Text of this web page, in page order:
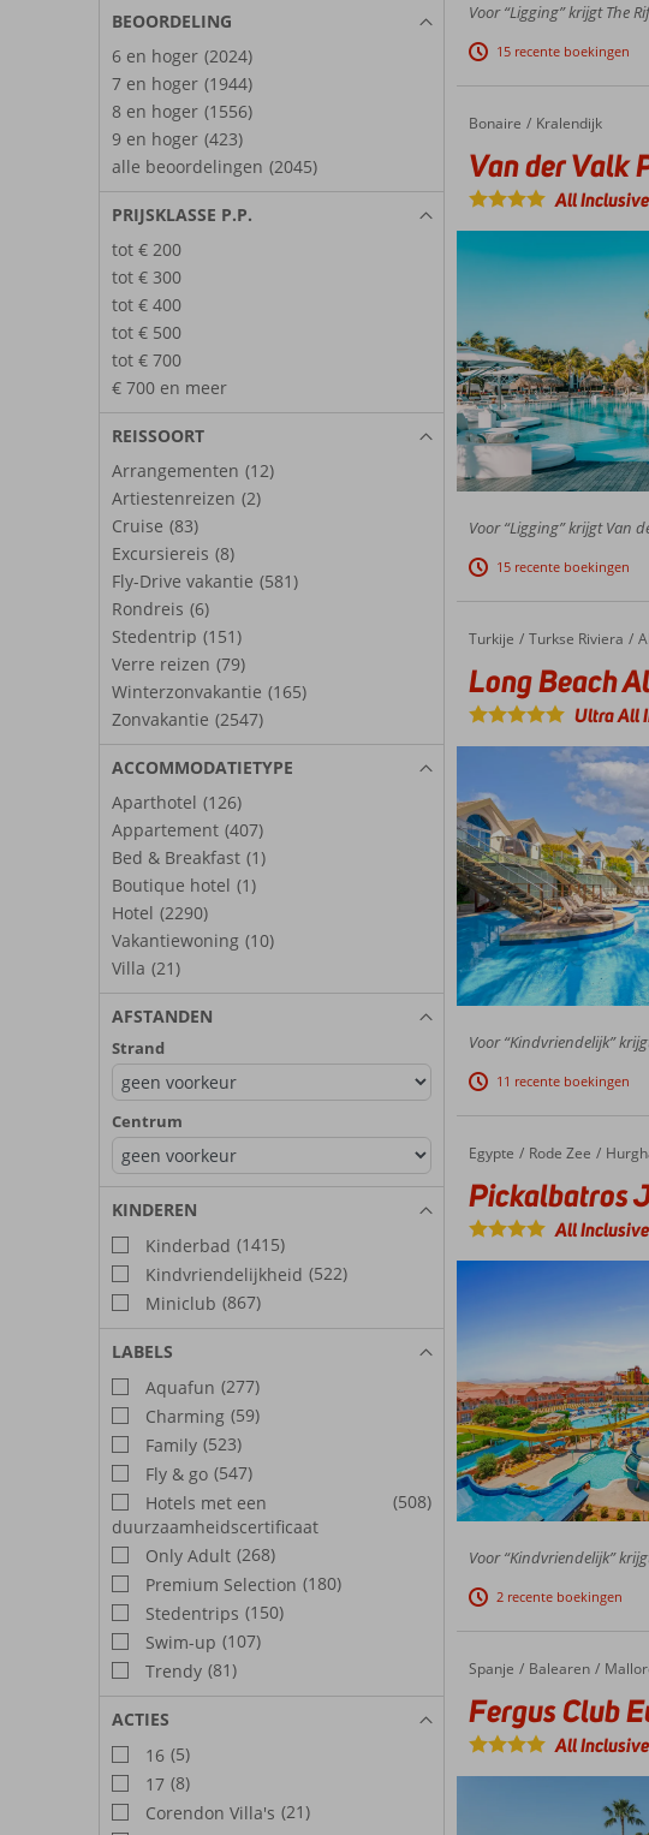
BEOORDELING
6 en hoger (2024)
7 en hoger (1944)
8 en hoger (1556)
9 en hoger (423)
alle beoordelingen (2045)
PRIJSKLASSE P.P.
tot € 200
tot € 300
tot € 400
tot € 500
tot € 700
€ 700 en meer
REISSOORT
Arrangementen (12)
Artiestenreizen (2)
Cruise (83)
Excursiereis (8)
Fly-Drive vakantie (581)
Rondreis (6)
Stedentrip (151)
Verre reizen (79)
Winterzonvakantie (165)
Zonvakantie (2547)
ACCOMMODATIETYPE
Aparthotel (126)
Appartement (407)
Bed & Breakfast (1)
Boutique hotel (1)
Hotel (2290)
Vakantiewoning (10)
Villa (21)
AFSTANDEN
Strand
Centrum
KINDEREN
Kinderbad (1415)
Kindvriendelijkheid (522)
Miniclub (867)
LABELS
Aquafun (277)
Charming (59)
Family (523)
Fly & go (547)
Hotels met een
duurzaamheidscertificaat
(508)
Only Adult (268)
Premium Selection (180)
Stedentrips (150)
Swim-up (107)
Trendy (81)
ACTIES
16 (5)
17 (8)
Corendon Villa's (21)
Voor “Ligging” krijgt The
15 recente boekingen
Home
Bonaire Kralendijk
Van der Valk Plaza Royal Residence Bonaire
Van der Valk
All Inclusive
Voor “Ligging” krijgt Van
15 recente boekingen
Home
Turkije Turkse Riviera
Long Beach Alanya
Long Beach
Ultra All
Voor “Kindvriendelijk”
11 recente boekingen
Home
Egypte Rode Zee
Pickalbatros Jungle Aqua Park Resort – Neverland
Pickalbatros
All Inclusive
Voor “Kindvriendelijk”
2 recente boekingen
Home
Spanje Balearen
Fergus Club Europa
Fergus Club
All Inclusive